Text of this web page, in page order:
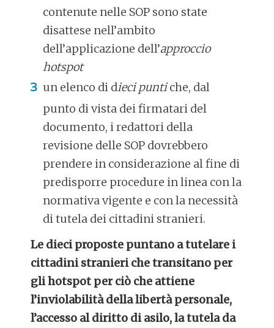
contenute nelle SOP sono state
disattese nell’ambito
dell’applicazione dell’approccio
hotspot
un elenco di dieci puntiche, dal
punto di vista dei firmatari del
documento, i redattori della
revisione delle SOP dovrebbero
prendere in considerazione al fine di
predisporre procedure in linea con la
normativa vigente e con la necessità
di tutela dei cittadini stranieri.
Le dieci proposte puntano a tutelare i
cittadini stranieri che transitano per
gli hotspot per ciò che attiene
l’inviolabilità della libertà personale,
l’accesso al diritto di asilo, la tutela da